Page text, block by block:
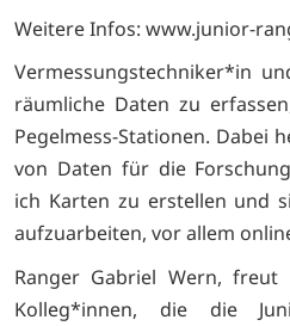
Weitere Infos: www.junior-
Vermessungstechniker*in
räumliche Daten zu
Pegelmess-Stationen. Dabei
von Daten für die
ich Karten zu erstellen und
aufzuarbeiten, vor allem
Ranger Gabriel Wern,
Kolleg*innen, die die